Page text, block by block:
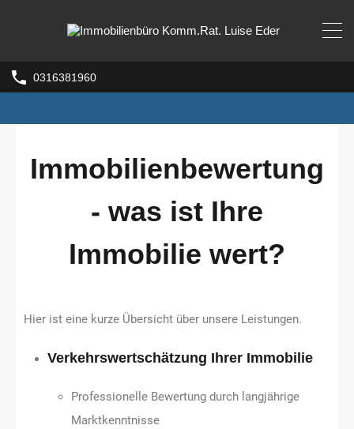
0316381960
Immobilienbewertung
- was ist Ihre
Immobilie wert?
Hier ist eine kurze Übersicht über unsere Leistungen.
Verkehrswertschätzung Ihrer Immobilie
Professionelle Bewertung durch langjährige
Marktkenntnisse